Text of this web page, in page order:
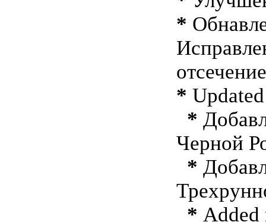
*
*
*
Черной
*
* Added